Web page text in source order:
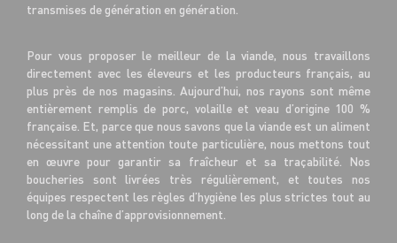
transmises de génération en génération.
Pour vous proposer le meilleur de la viande, nous travaillons
directement avec les éleveurs et les producteurs français, au
plus près de nos magasins. Aujourd’hui, nos rayons sont même
entièrement remplis de porc, volaille et veau d’origine 100 %
française. Et, parce que nous savons que la viande est un aliment
nécessitant une attention toute particulière, nous mettons tout
en œuvre pour garantir sa fraîcheur et sa traçabilité. Nos
boucheries sont livrées très régulièrement, et toutes nos
équipes respectent les règles d’hygiène les plus strictes tout au
long de la chaîne d’approvisionnement.